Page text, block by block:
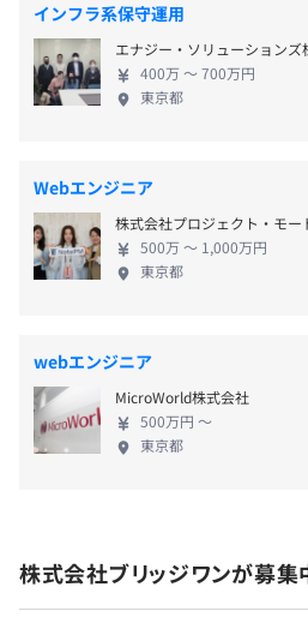
の大規模プロジェクトを同時に推
建設業界に限らず、さまざまな
ーションを提供し、業界全体の
す。
コアメンバー10名＋業務委託エ
少数精鋭チームです。
交通費支給
賞与：年2回
昇給：年1回（3月）
社会保険完備（健康保険・厚生
保険）
インフラ系保守運用
エナジー・ソリューションズ
400万 〜 700万円
東京都
Webエンジニア
株式会社プロジェクト・モー
500万 〜 1,000万円
東京都
webエンジニア
MicroWorld株式会社
500万円 〜
東京都
株式会社ブリッジワンが募